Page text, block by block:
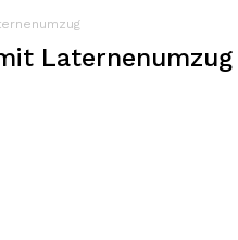
Laternenumzug